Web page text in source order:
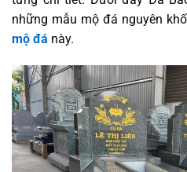
những mẫu mộ đá nguyên
mộ đá này.